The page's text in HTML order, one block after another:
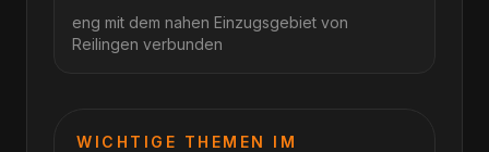
eng mit dem nahen Einzugsgebiet von
Reilingen verbunden
WICHTIGE THEMEN IM